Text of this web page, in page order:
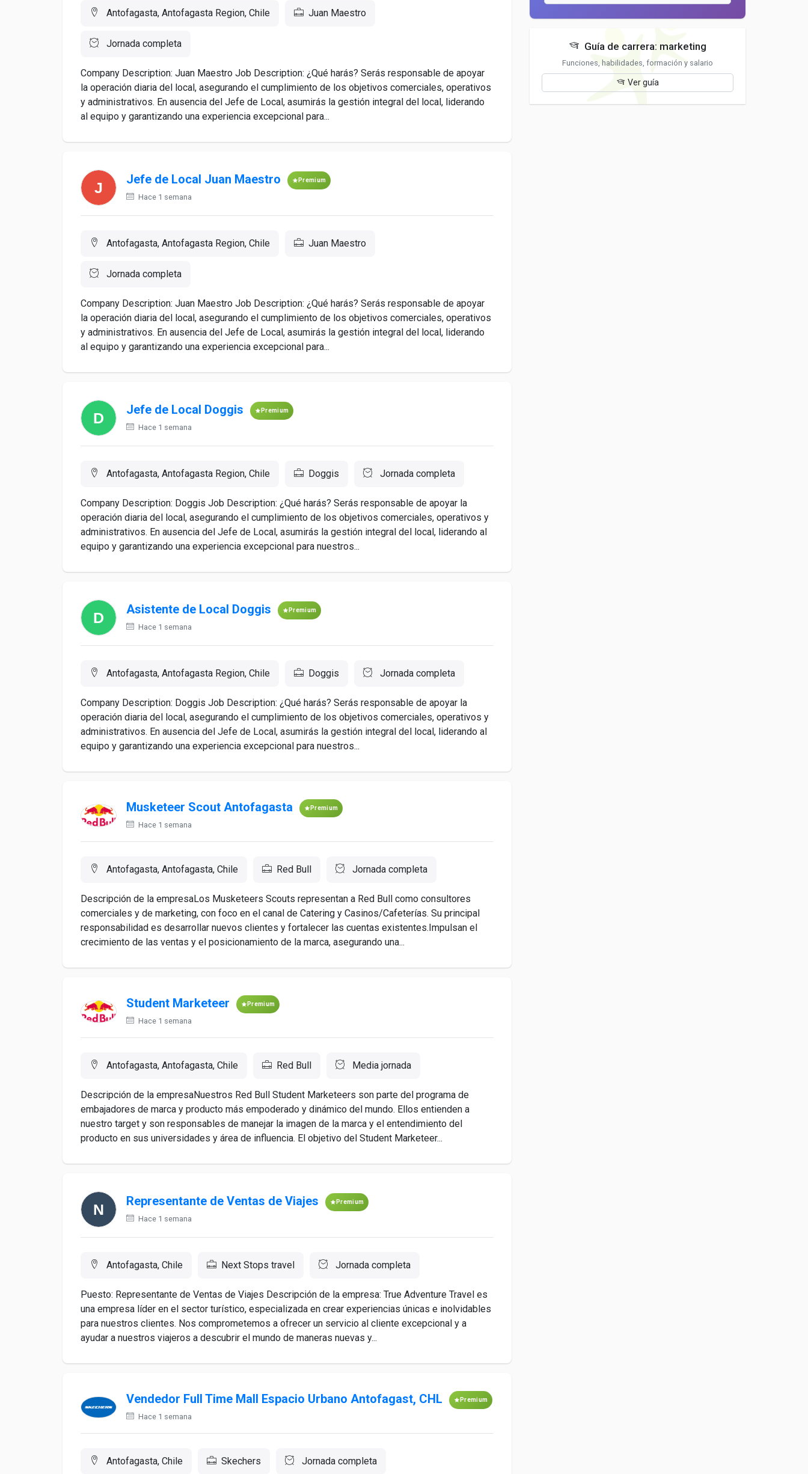
Antofagasta, Antofagasta Region, Chile Juan Maestro
Jornada completa
Company Description: Juan Maestro Job Description: ¿Qué harás? Serás responsable de apoyar
la operación diaria del local, asegurando el cumplimiento de los objetivos comerciales, operativos
y administrativos. En ausencia del Jefe de Local, asumirás la gestión integral del local, liderando
al equipo y garantizando una experiencia excepcional para...
Jefe de Local Juan Maestro Premium
Hace 1 semana
Antofagasta, Antofagasta Region, Chile Juan Maestro
Jornada completa
Company Description: Juan Maestro Job Description: ¿Qué harás? Serás responsable de apoyar
la operación diaria del local, asegurando el cumplimiento de los objetivos comerciales, operativos
y administrativos. En ausencia del Jefe de Local, asumirás la gestión integral del local, liderando
al equipo y garantizando una experiencia excepcional para...
Jefe de Local Doggis Premium
Hace 1 semana
Antofagasta, Antofagasta Region, Chile Doggis Jornada completa
Company Description: Doggis Job Description: ¿Qué harás? Serás responsable de apoyar la
operación diaria del local, asegurando el cumplimiento de los objetivos comerciales, operativos y
administrativos. En ausencia del Jefe de Local, asumirás la gestión integral del local, liderando al
equipo y garantizando una experiencia excepcional para nuestros...
Asistente de Local Doggis Premium
Hace 1 semana
Antofagasta, Antofagasta Region, Chile Doggis Jornada completa
Company Description: Doggis Job Description: ¿Qué harás? Serás responsable de apoyar la
operación diaria del local, asegurando el cumplimiento de los objetivos comerciales, operativos y
administrativos. En ausencia del Jefe de Local, asumirás la gestión integral del local, liderando al
equipo y garantizando una experiencia excepcional para nuestros...
Musketeer Scout Antofagasta Premium
Hace 1 semana
Antofagasta, Antofagasta, Chile Red Bull Jornada completa
Descripción de la empresaLos Musketeers Scouts representan a Red Bull como consultores
comerciales y de marketing, con foco en el canal de Catering y Casinos/Cafeterías. Su principal
responsabilidad es desarrollar nuevos clientes y fortalecer las cuentas existentes.Impulsan el
crecimiento de las ventas y el posicionamiento de la marca, asegurando una...
Student Marketeer Premium
Hace 1 semana
Antofagasta, Antofagasta, Chile Red Bull Media jornada
Descripción de la empresaNuestros Red Bull Student Marketeers son parte del programa de
embajadores de marca y producto más empoderado y dinámico del mundo. Ellos entienden a
nuestro target y son responsables de manejar la imagen de la marca y el entendimiento del
producto en sus universidades y área de influencia. El objetivo del Student Marketeer...
Representante de Ventas de Viajes Premium
Hace 1 semana
Antofagasta, Chile Next Stops travel Jornada completa
Puesto: Representante de Ventas de Viajes Descripción de la empresa: True Adventure Travel es
una empresa líder en el sector turístico, especializada en crear experiencias únicas e inolvidables
para nuestros clientes. Nos comprometemos a ofrecer un servicio al cliente excepcional y a
ayudar a nuestros viajeros a descubrir el mundo de maneras nuevas y...
Vendedor Full Time Mall Espacio Urbano Antofagast, CHL Premium
Hace 1 semana
Antofagasta, Chile Skechers Jornada completa
Guía de carrera: marketing
Funciones, habilidades, formación y salario
Ver guía